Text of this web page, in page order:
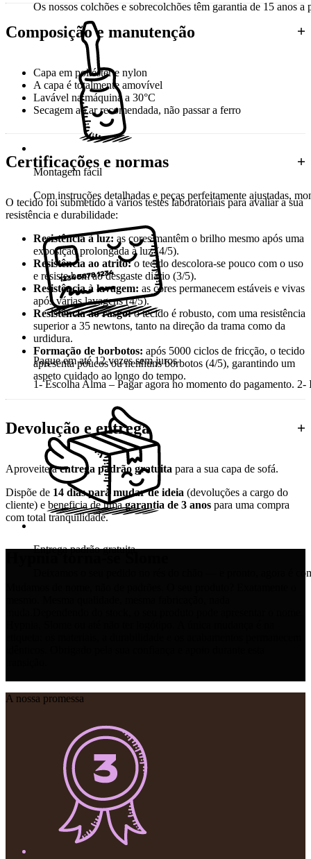
Os nossos colchões e sobrecolchões têm garantia de 15 anos
Montagem fácil
Com instruções detalhadas e peças perfeitamente ajustadas,
Pague em até 12 vezes sem juros
1- Escolha Alma – Pagar agora no momento do pagamento.
Entrega padrão gratuita
Deixamos o seu pedido no rés do chão — e pronto, agora é
Composição e manutenção
Capa em poliéster e nylon
A capa é totalmente amovível
Lavável na máquina a 30°C
Secagem ao ar recomendada, não passar a ferro
Certificações e normas
O tecido foi submetido a vários testes laboratoriais para avaliar a sua
resistência e durabilidade:
Resistência à luz: as cores mantêm o brilho mesmo após uma
exposição prolongada à luz (4/5).
Resistência ao atrito:o tecido descolora-se pouco com o uso
e resiste bem ao desgaste diário (3/5).
Resistência à lavagem: as cores permanecem estáveis e vivas
após várias lavagens (4/5).
Resistência ao rasgo:o tecido é robusto, com uma resistência
superior a 35 newtons, tanto na direção da trama como da
urdidura.
Formação de borbotos: após 5000 ciclos de fricção, o tecido
apresenta poucos ou nenhuns borbotos (4/5), garantindo um
aspeto cuidado ao longo do tempo.
Devolução e entrega
Aproveite aentrega padrão gratuita para a sua capa de sofá.
Dispõe de 14 dias para mudar de ideia (devoluções a cargo do
cliente) e beneficia de umagarantia de 3 anos para uma compra
com total tranquilidade.
A nossa promessa